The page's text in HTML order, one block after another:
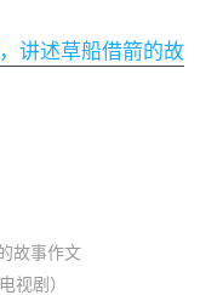
讲述草船借箭的故
故事作文
视剧）